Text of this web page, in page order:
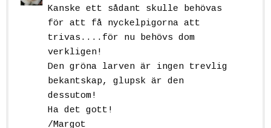
Kanske ett sådant skulle behövas
för att få nyckelpigorna att
trivas....för nu behövs dom
verkligen!
Den gröna larven är ingen trevlig
bekantskap, glupsk är den
dessutom!
Ha det gott!
/Margot